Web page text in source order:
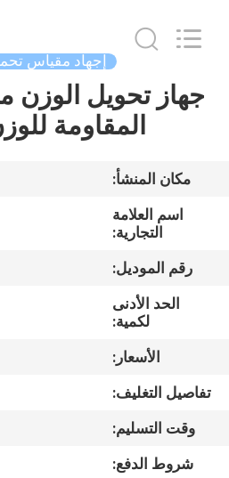
بيت
أشرطة
معلومات
جولة
المعمل
Instruments
Reserved.
إجهاد مقياس
جهاز تحويل الوزن
المقاومة
مكان المنشأ:
اسم العلامة
التجارية:
رقم الموديل:
الحد الأدنى
لكمية:
الأسعار:
تفاصيل التغليف:
وقت التسليم:
شروط الدفع: